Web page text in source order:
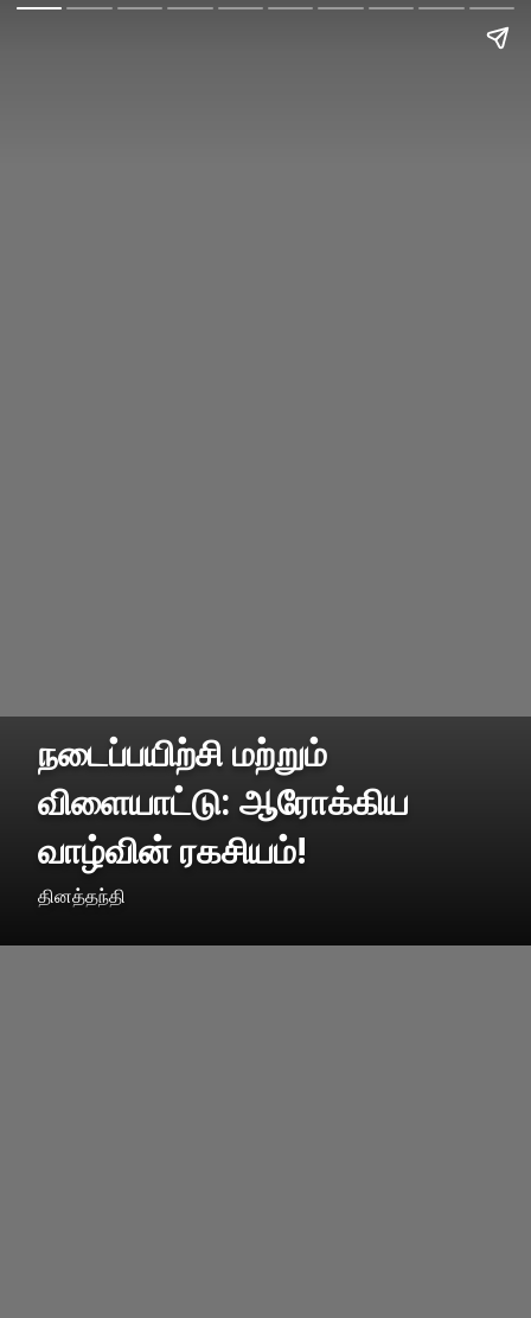
நடைப்பயிற்சி மற்றும்
விளையாட்டு: ஆரோக்கிய
வாழ்வின் ரகசியம்!
தினத்தந்தி